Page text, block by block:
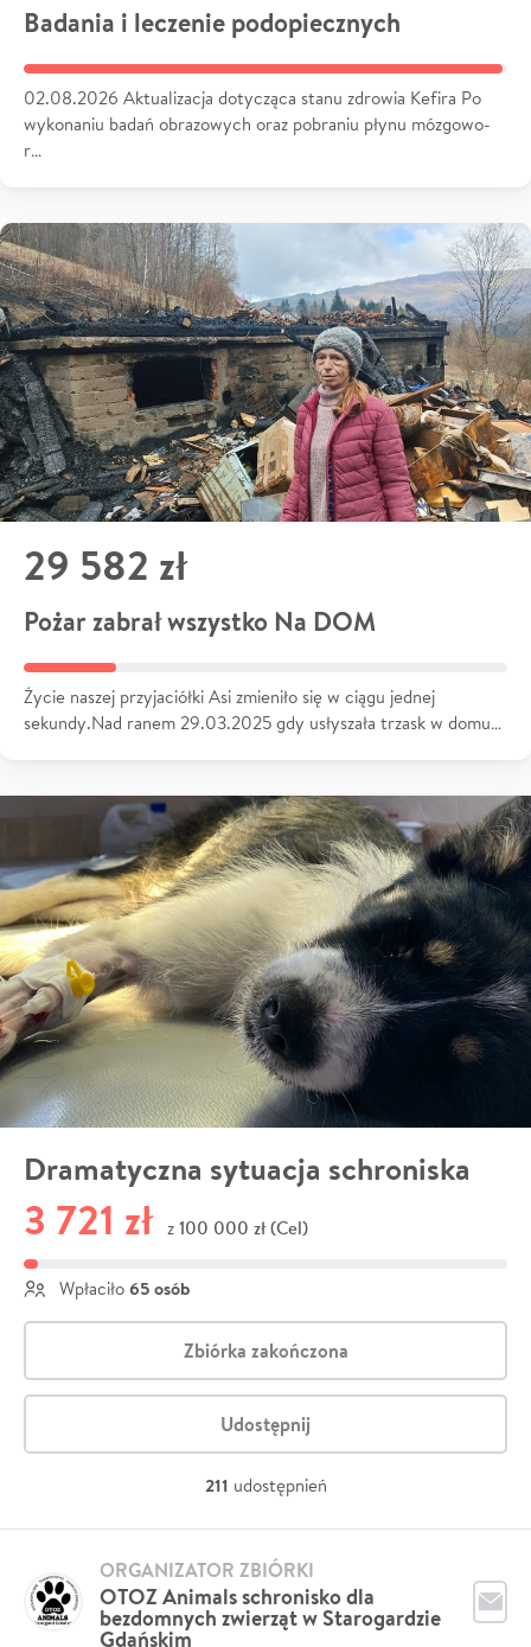
Badania i leczenie podopiecznych
02.08.2026 Aktualizacja dotycząca stanu zdrowia Kefira Po
wykonaniu badań obrazowych oraz pobraniu płynu mózgowo-
r…
29 582 zł
Pożar zabrał wszystko Na DOM
Życie naszej przyjaciółki Asi zmieniło się w ciągu jednej
sekundy.Nad ranem 29.03.2025 gdy usłyszała trzask w domu…
Dramatyczna sytuacja schroniska
3 721 zł z 100 000 zł (Cel)
Wpłaciło 65 osób
Zbiórka zakończona
Udostępnij
211 udostępnień
OTOZ Animals schronisko dla
bezdomnych zwierząt w Starogardzie
Gdańskim
ORGANIZATOR ZBIÓRKI